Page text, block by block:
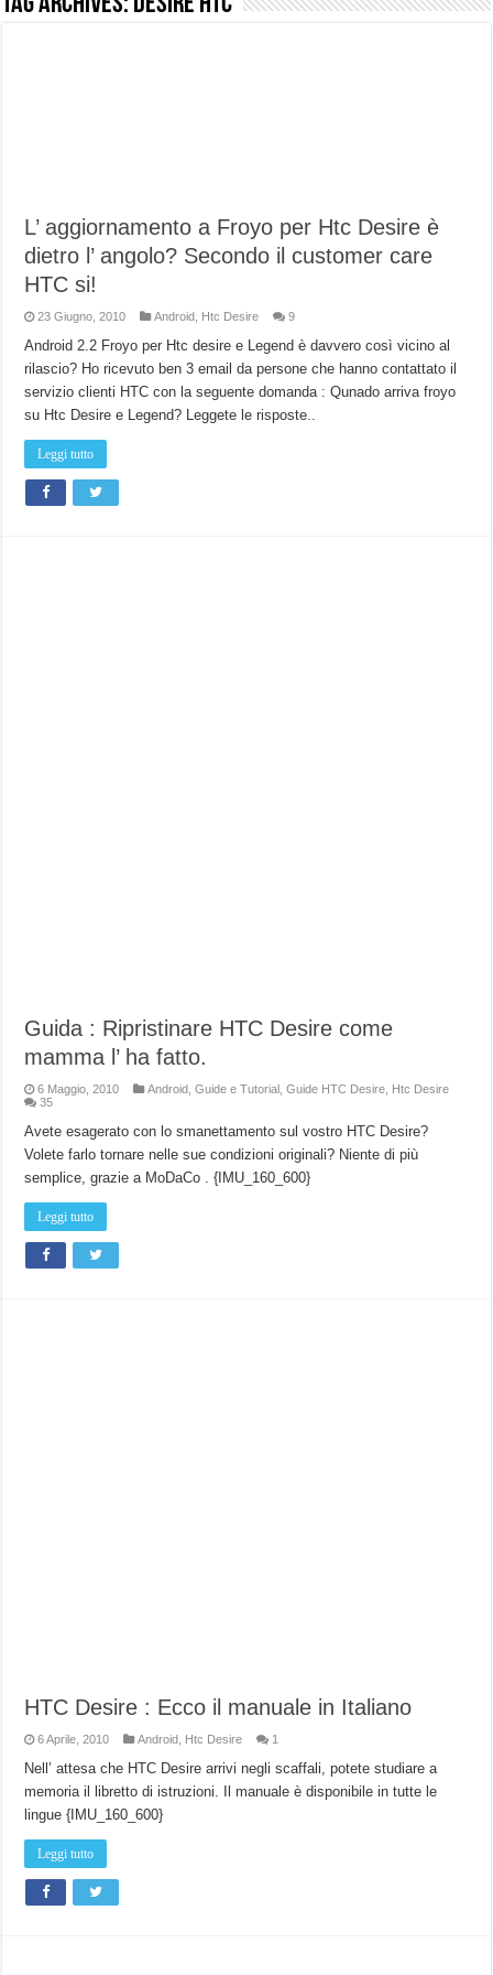
Brondi Amico Vero 4G: Focus su SOS, sicurezza e controllo da remoto.
Brondi Amico VERO 4G : Focus su SOS e comandi da remoto
L’ aggiornamento a Froyo per Htc Desire è
dietro l’ angolo? Secondo il customer care
HTC si!
23 Giugno, 2010 Android Htc Desire 9
Android 2.2 Froyo per Htc desire e Legend è davvero così vicino al
rilascio? Ho ricevuto ben 3 email da persone che hanno contattato il
servizio clienti HTC con la seguente domanda : Qunado arriva froyo
su Htc Desire e Legend? Leggete le risposte..
Leggi tutto
Guida : Ripristinare HTC Desire come
mamma l’ ha fatto.
6 Maggio, 2010 Android ,Guide e Tutorial ,Guide HTC Desire Htc Desire
35
Avete esagerato con lo smanettamento sul vostro HTC Desire?
Volete farlo tornare nelle sue condizioni originali? Niente di più
semplice, grazie a MoDaCo . {IMU_160_600}
Leggi tutto
HTC Desire : Ecco il manuale in Italiano
6 Aprile, 2010 Android Htc Desire 1
Nell’ attesa che HTC Desire arrivi negli scaffali, potete studiare a
memoria il libretto di istruzioni. Il manuale è disponibile in tutte le
lingue {IMU_160_600}
Leggi tutto